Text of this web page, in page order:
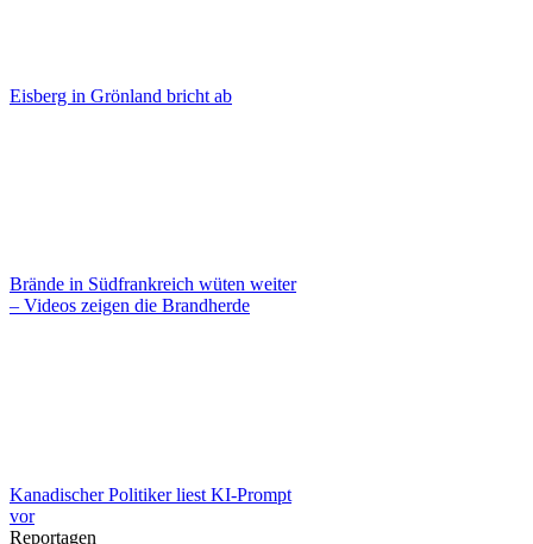
Eisberg in Grönland bricht ab
Brände in Südfrankreich wüten weiter
– Videos zeigen die Brandherde
Kanadischer Politiker liest KI-Prompt
vor
Reportagen